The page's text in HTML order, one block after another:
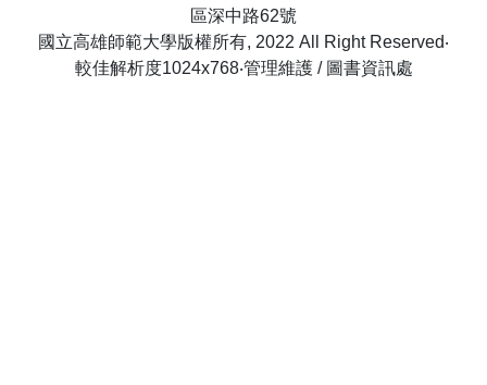
區深中路62號
國立高雄師範大學版權所有, 2022 All Right Reserved‧
較佳解析度1024x768‧管理維護 / 圖書資訊處